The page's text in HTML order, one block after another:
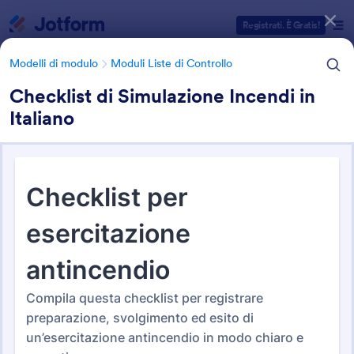
Registrati. È Gratis!
Modelli di modulo Moduli Liste di Controllo
Checklist di Simulazione Incendi in
Italiano
Moduli Liste di Controllo
317 Template
Categorie Template Moduli